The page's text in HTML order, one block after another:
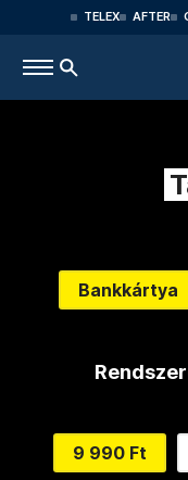
TELEX AFTER
Bankkártya
9 990 Ft